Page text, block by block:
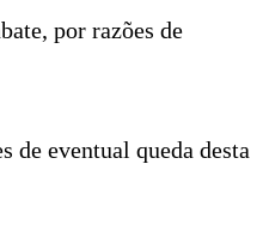
por razões de
de eventual queda desta